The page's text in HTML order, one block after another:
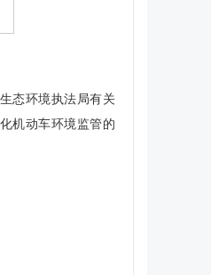
态环境执法局有关
机动车环境监管的